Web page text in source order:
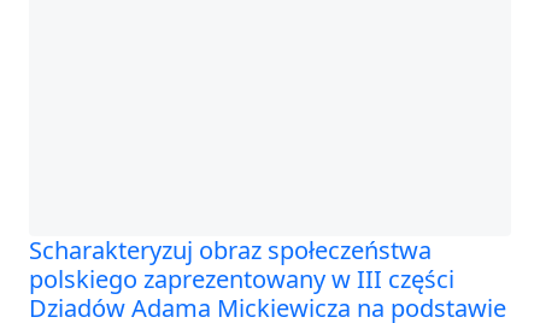
Scharakteryzuj obraz społeczeństwa
polskiego zaprezentowany w III części
Dziadów Adama Mickiewicza na podstawie